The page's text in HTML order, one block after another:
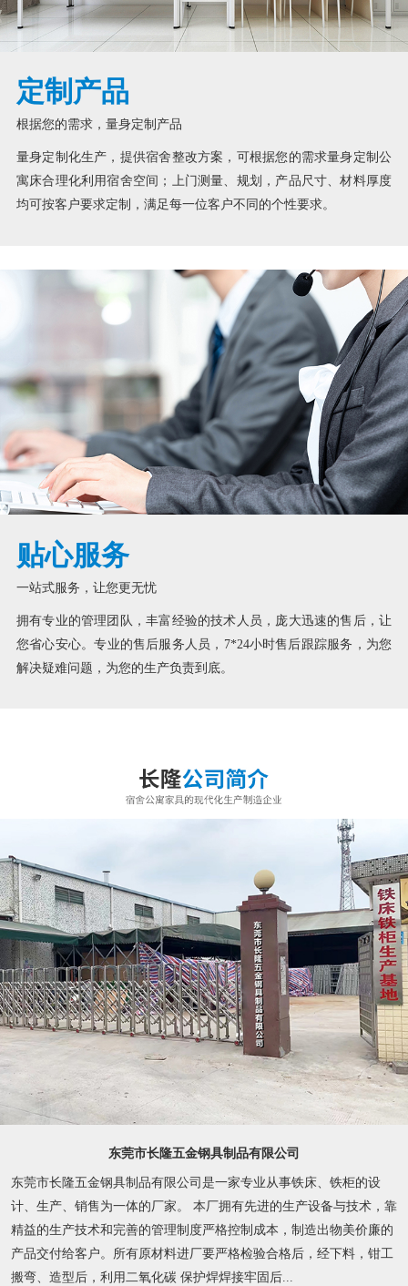
定制产品
根据您的需求，量身定制产品
量身定制化生产，提供宿舍整改方案，可根据您的需求量身定制公
寓床合理化利用宿舍空间；上门测量、规划，产品尺寸、材料厚度
均可按客户要求定制，满足每一位客户不同的个性要求。
贴心服务
一站式服务，让您更无忧
拥有专业的管理团队，丰富经验的技术人员，庞大迅速的售后，让
您省心安心。专业的售后服务人员，7*24小时售后跟踪服务，为您
解决疑难问题，为您的生产负责到底。
东莞市长隆五金钢具制品有限公司
东莞市长隆五金钢具制品有限公司是一家专业从事铁床、铁柜的设
计、生产、销售为一体的厂家。 本厂拥有先进的生产设备与技术，靠
精益的生产技术和完善的管理制度严格控制成本，制造出物美价廉的
产品交付给客户。所有原材料进厂要严格检验合格后，经下料，钳工
搬弯、造型后，利用二氧化碳 保护焊焊接牢固后...